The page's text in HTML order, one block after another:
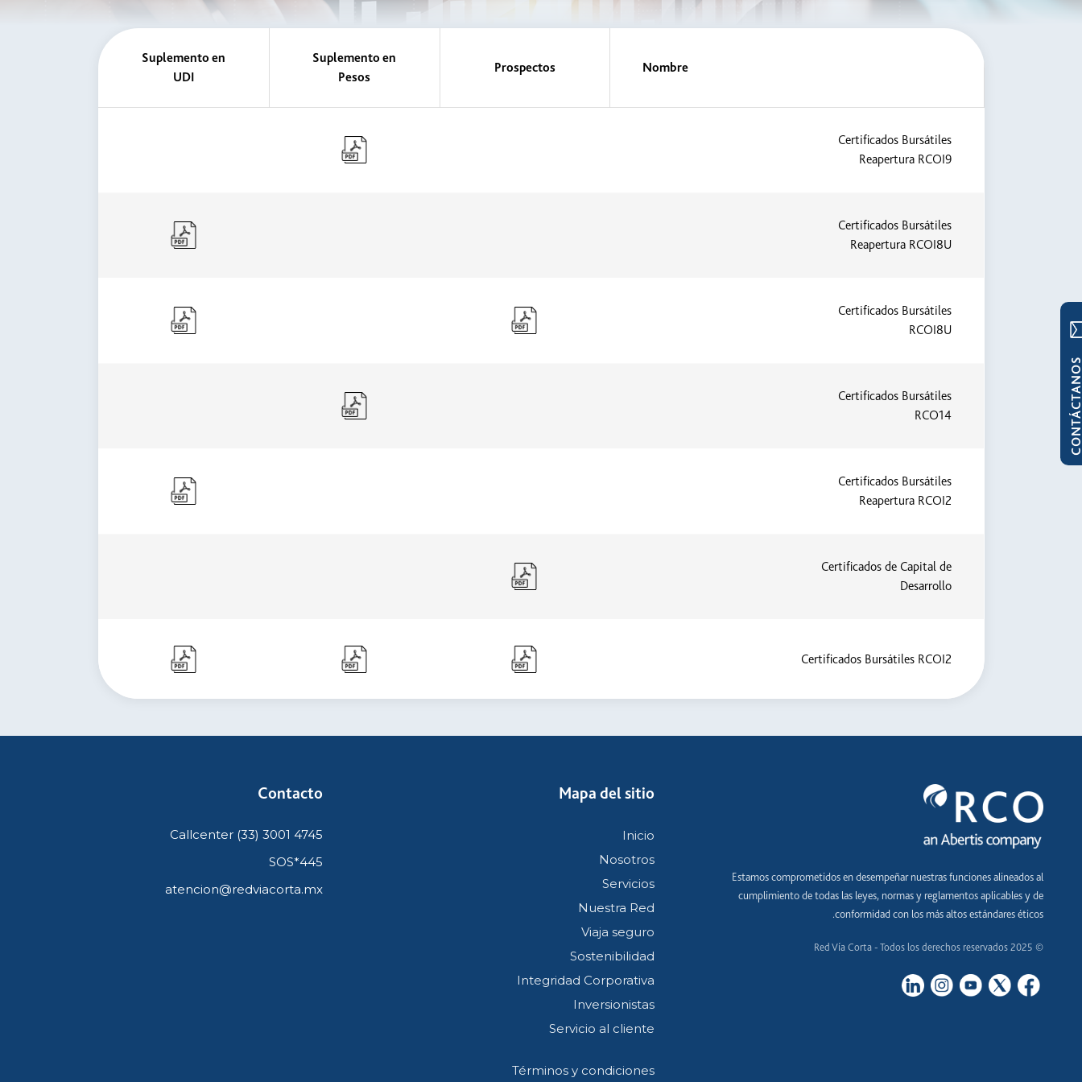
Nombre
Prospectos
Suplemento en
Pesos
Suplemento en
UDI
Certificados Bursátiles
Reapertura RCOI9
Certificados Bursátiles
Reapertura RCOI8U
Certificados Bursátiles
RCOI8U
Certificados Bursátiles
RCO14
Certificados Bursátiles
Reapertura RCOI2
Certificados de Capital de
Desarrollo
Certificados Bursátiles RCOI2
Estamos comprometidos en desempeñar nuestras funciones alineados al
cumplimiento de todas las leyes, normas y reglamentos aplicables y de
conformidad con los más altos estándares éticos.
© 2025 Red Vía Corta - Todos los derechos reservados
Mapa del sitio
Inicio
Nosotros
Servicios
Nuestra Red
Viaja seguro
Sostenibilidad
Integridad Corporativa
Inversionistas
Servicio al cliente
Términos y condiciones
Contacto
Callcenter (33) 3001 4745
SOS*445
atencion@redviacorta.mx